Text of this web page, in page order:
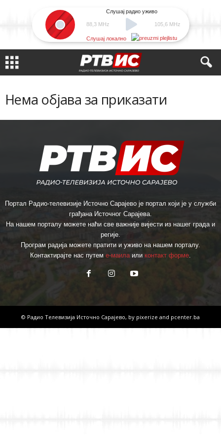
88,3 MHz
Слушај радио уживо
105,6 MHz
Слушај локално
Нема објава за приказати
Портал Радио-телевизије Источно Сарајево је портал који је у служби
грађана Источног Сарајева.
На нашем порталу можете наћи све важније вијести из нашег града и
регије.
Програм радија можете пратити и уживо на нашем порталу.
Контактирајте нас путем е-маилаили контакт форме.
© Радио Телевизија Источно Сарајево, by pixerize and pcenter.ba